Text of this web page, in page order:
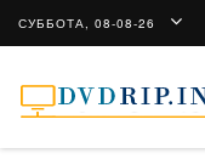
СУББОТА, 08-08-26